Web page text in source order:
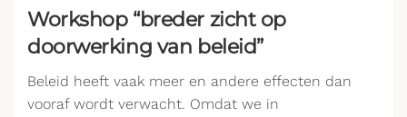
Workshop “breder zicht op
doorwerking van beleid”
Beleid heeft vaak meer en andere effecten dan
vooraf wordt verwacht. Omdat we in